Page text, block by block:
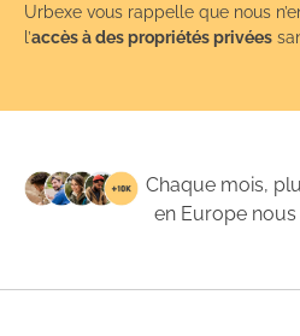
Urbexe vous rappelle que nous
l’accès à des propriétés privées
Chaque mois,
en Europe